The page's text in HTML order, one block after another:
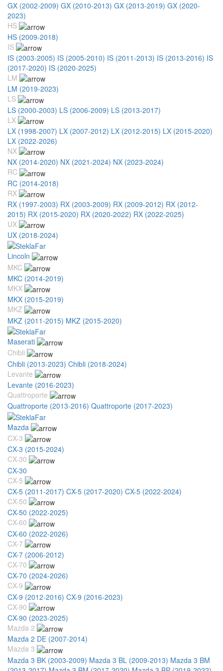
GX (2002-2009) GX (2010-2013) GX (2013-2019) GX (2020-
2023)
HS
HS (2009-2018)
IS
IS (2003-2005) IS (2005-2010) IS (2011-2013) IS (2013-2016) IS
(2017-2020) IS (2020-2025)
LM
LM (2019-2023)
LS
LS (2000-2003) LS (2006-2009) LS (2013-2017)
LX
LX (1998-2007) LX (2007-2012) LX (2012-2015) LX (2015-2020)
LX (2022-2026)
NX
NX (2014-2020) NX (2021-2024) NX (2023-2024)
RC
RC (2014-2018)
RX
RX (1997-2003) RX (2003-2009) RX (2009-2012) RX (2012-
2015) RX (2015-2020) RX (2020-2022) RX (2022-2025)
UX
UX (2018-2024)
Lincoln
MKC
MKC (2014-2019)
MKX
MKX (2015-2019)
MKZ
MKZ (2011-2015) MKZ (2015-2020)
Maserati
Chibli
Chibli (2013-2023) Chibli (2018-2024)
Levante
Levante (2016-2023)
Quattroporte
Quattroporte (2013-2016) Quattroporte (2017-2023)
Mazda
CX-3
CX-3 (2015-2024)
CX-30
CX-30
CX-5
CX-5 (2011-2017) CX-5 (2017-2020) CX-5 (2022-2024)
CX-50
CX-50 (2022-2025)
CX-60
CX-60 (2022-2026)
CX-7
CX-7 (2006-2012)
CX-70
CX-70 (2024-2026)
CX-9
CX-9 (2012-2016) CX-9 (2016-2023)
CX-90
CX-90 (2023-2025)
Mazda 2
Mazda 2 DE (2007-2014)
Mazda 3
Mazda 3 BK (2003-2009) Mazda 3 BL (2009-2013) Mazda 3 BM